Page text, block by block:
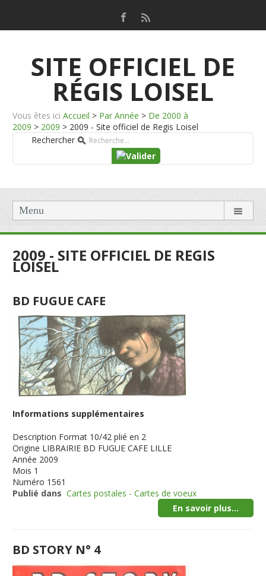
SITE OFFICIEL DE
RÉGIS LOISEL
Vous êtes ici Accueil > Par Année > De 2000 à
2009 > 2009 > 2009 - Site officiel de Regis Loisel
Rechercher
Menu
2009 - SITE OFFICIEL DE REGIS
LOISEL
BD FUGUE CAFE
Informations supplémentaires
Description Format 10/42 plié en 2
Origine LIBRAIRIE BD FUGUE CAFE LILLE
Année 2009
Mois 1
Numéro 1561
Publié dans Cartes postales - Cartes de voeux
En savoir plus...
BD STORY N° 4